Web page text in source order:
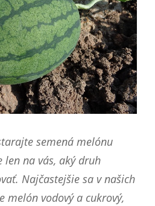
semená melónu
len na vás, aký druh
Najčastejšie sa v našich
melón vodový a cukrový,